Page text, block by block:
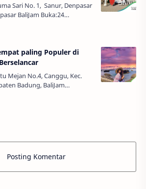
Sari No. 1, Sanur, Denpasar
BaliJam Buka:24
Sanur merupakan
wisata di Bali yang te…
paling Populer di
Mejan No.4, Canggu, Kec.
Badung, BaliJam
- 24 JamHarga
Beach merupakan salah
Posting Komentar